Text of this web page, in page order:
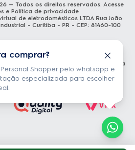
comprar?
Shopper pelo whatsapp e
especializada para escolher
— Todos os direitos reservados. Acesse
e Política de privacidade
de eletrodomésticos LTDA Rua João
- Curitiba - PR - CEP: 81460-100
ilustrativas. A venda dos
a disponibilidade de estoque. Os
de pagamento publicados em
válidos exclusivamente para compra via
As especificações técnicas e
alterações sem aviso prévio.